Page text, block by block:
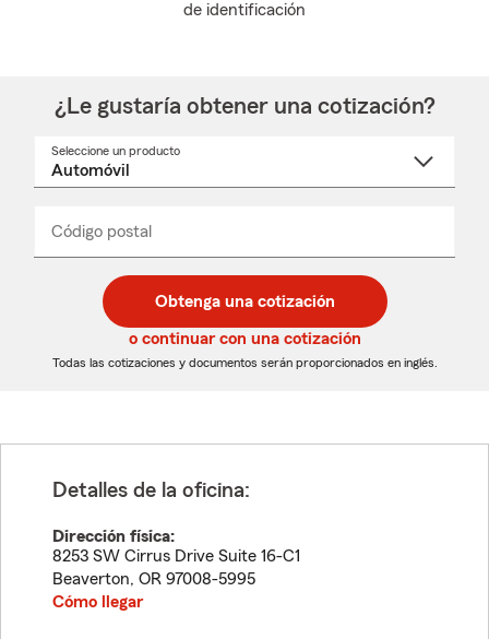
de identificación
¿Le gustaría obtener una cotización?
Seleccione un producto
desplegable
Código postal
de
5
dígitos
de
5
dígitos
_____
Obtenga una cotización
o continuar con una cotización
Todas las cotizaciones y documentos serán proporcionados en inglés.
Detalles de la oficina:
Dirección física:
8253 SW Cirrus Drive Suite 16-C1
Beaverton, OR 97008-5995
Cómo llegar